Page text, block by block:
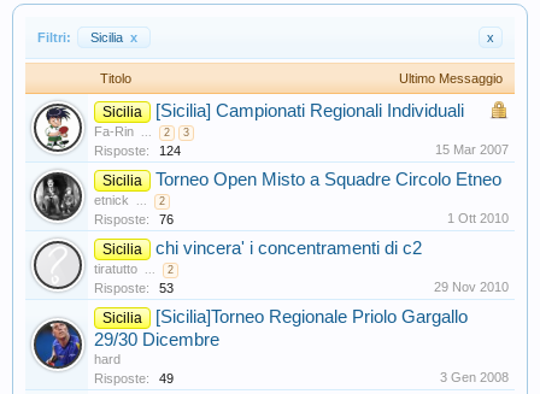
Filtri: Sicilia x x
Titolo Ultimo Messaggio
Sicilia [Sicilia] Campionati Regionali Individuali
Fa-Rin ... 2 3
Risposte: 124 15 Mar 2007
Sicilia Torneo Open Misto a Squadre Circolo Etneo
etnick ... 2
Risposte: 76 1 Ott 2010
Sicilia chi vincera' i concentramenti di c2
tiratutto ... 2
Risposte: 53 29 Nov 2010
Sicilia
[Sicilia]Torneo Regionale Priolo Gargallo
29/30 Dicembre
hard
Risposte:
49 3 Gen 2008